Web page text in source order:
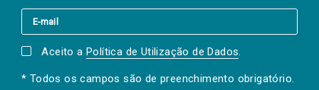
Aceito a Política de Utilização de Dados.
* Todos os campos são de preenchimento obrigatório.